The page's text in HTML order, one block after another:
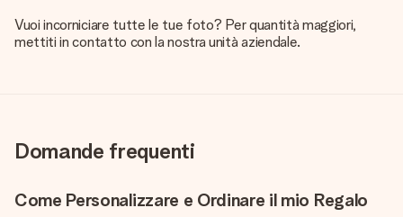
Vuoi incorniciare tutte le tue foto? Per quantità maggiori,
mettiti in contatto con la nostra unità aziendale.
Domande frequenti
Come Personalizzare e Ordinare il mio Regalo